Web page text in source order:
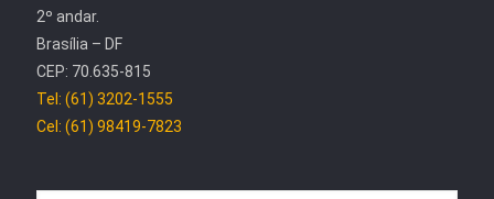
2º andar.
Brasília – DF
CEP: 70.635-815
Tel: (61) 3202-1555
Cel: (61) 98419-7823